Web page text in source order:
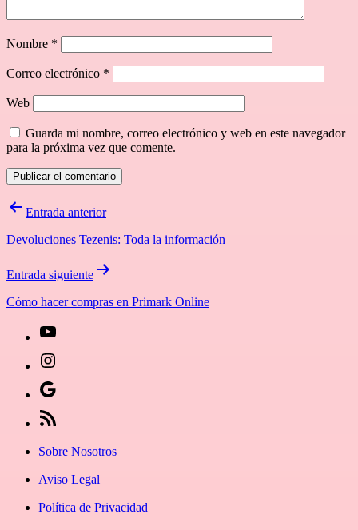
Nombre *
Correo electrónico *
Web
Guarda mi nombre, correo electrónico y web en este navegador
para la próxima vez que comente.
Navegación
entradas
Entrada anterior
Devoluciones Tezenis: Toda la información
Entrada siguiente
Cómo hacer compras en Primark Online
instagram»]
fa-
youtube»]
Google
News
icon
icon=»fa
fa-
Sobre Nosotros
Aviso Legal
Política de Privacidad